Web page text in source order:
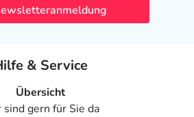
& Service
Übersicht
gern für Sie da